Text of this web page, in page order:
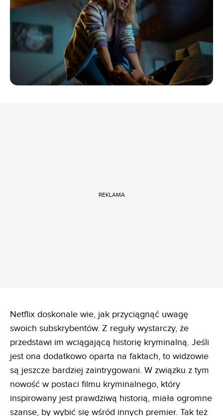
REKLAMA
Netflix doskonale wie, jak przyciągnąć uwagę
swoich subskrybentów. Z reguły wystarczy, że
przedstawi im wciągającą historię kryminalną. Jeśli
jest ona dodatkowo oparta na faktach, to widzowie
są jeszcze bardziej zaintrygowani. W związku z tym
nowość w postaci filmu kryminalnego, który
inspirowany jest prawdziwą historią, miała ogromne
szanse, by wybić się wśród innych premier. Tak też